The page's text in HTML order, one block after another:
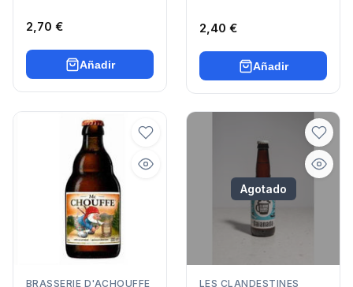
2,70 €
Añadir
2,40 €
Añadir
BRASSERIE D'ACHOUFFE
Agotado
LES CLANDESTINES